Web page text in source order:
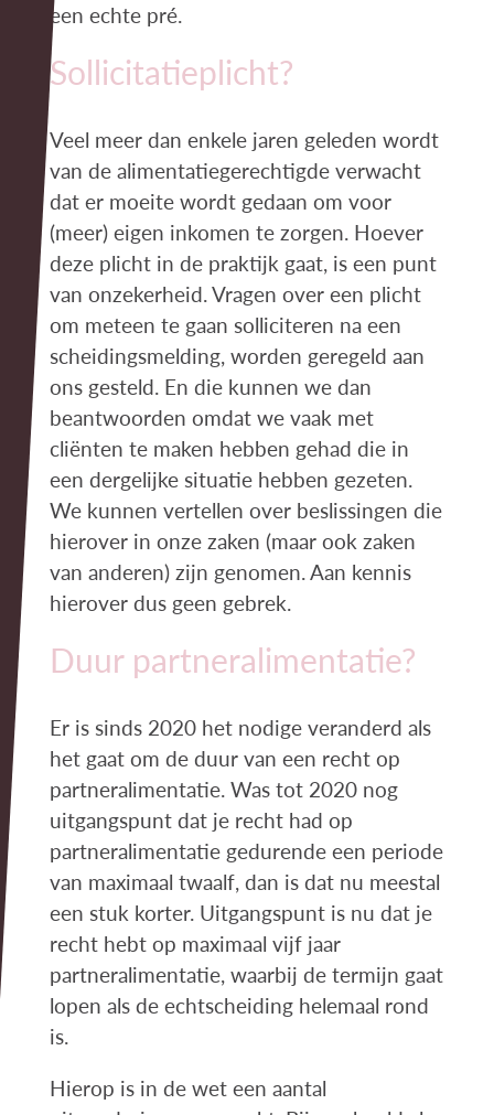
een echte pré.
Sollicitatieplicht?
Veel meer dan enkele jaren geleden wordt
van de alimentatiegerechtigde verwacht
dat er moeite wordt gedaan om voor
(meer) eigen inkomen te zorgen. Hoever
deze plicht in de praktijk gaat, is een punt
van onzekerheid. Vragen over een plicht
om meteen te gaan solliciteren na een
scheidingsmelding, worden geregeld aan
ons gesteld. En die kunnen we dan
beantwoorden omdat we vaak met
cliënten te maken hebben gehad die in
een dergelijke situatie hebben gezeten.
We kunnen vertellen over beslissingen die
hierover in onze zaken (maar ook zaken
van anderen) zijn genomen. Aan kennis
hierover dus geen gebrek.
Duur partneralimentatie?
Er is sinds 2020 het nodige veranderd als
het gaat om de duur van een recht op
partneralimentatie. Was tot 2020 nog
uitgangspunt dat je recht had op
partneralimentatie gedurende een periode
van maximaal twaalf, dan is dat nu meestal
een stuk korter. Uitgangspunt is nu dat je
recht hebt op maximaal vijf jaar
partneralimentatie, waarbij de termijn gaat
lopen als de echtscheiding helemaal rond
is.
Hierop is in de wet een aantal